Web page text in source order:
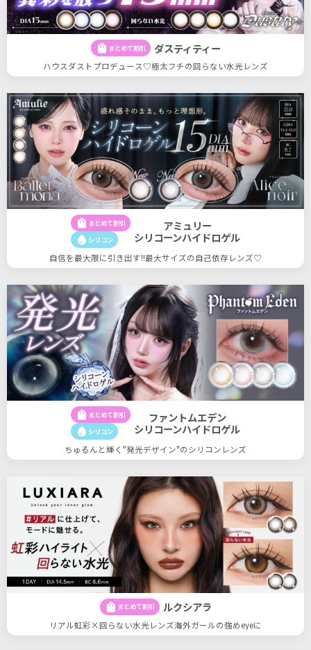
shopping_bag まとめて割引 ダスティティー
ハウスダストプロデュース♡極太フチの回らない水光レンズ
shopping_bag まとめて割引
water_drop シリコン
アミュリー
シリコーンハイドロゲル
自信を最大限に引き出す!!最大サイズの自己依存レンズ♡
shopping_bag まとめて割引
water_drop シリコン
ファントムエデン
シリコーンハイドロゲル
ちゅるんと輝く"発光デザイン"のシリコンレンズ
shopping_bag まとめて割引 ルクシアラ
リアル虹彩×回らない水光レンズ海外ガールの強めeyeに